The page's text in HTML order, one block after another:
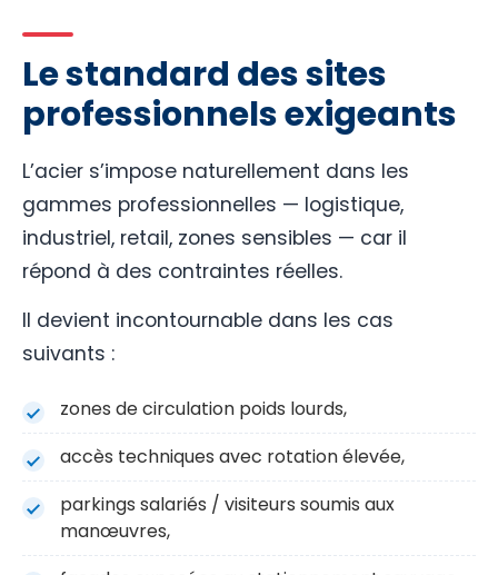
Le standard des sites
professionnels exigeants
L’acier s’impose naturellement dans les
gammes professionnelles — logistique,
industriel, retail, zones sensibles — car il
répond à des contraintes réelles.
Il devient incontournable dans les cas
suivants :
zones de circulation poids lourds,
accès techniques avec rotation élevée,
parkings salariés / visiteurs soumis aux
manœuvres,